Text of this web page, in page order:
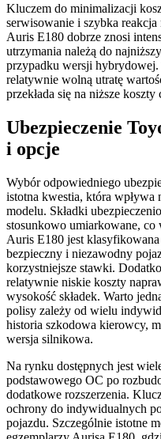
Kluczem do minimalizacji
serwisowanie i szybka
Auris E180 dobrze znosi
utrzymania należą do
przypadku wersji
relatywnie wolną utratę
przekłada się na niższe
Ubezpieczenie
i opcje
Wybór odpowiedniego
istotna kwestia, która wpływa
modelu. Składki
stosunkowo umiarkowane,
Auris E180 jest
bezpieczny i niezawodny
korzystniejsze stawki.
relatywnie niskie koszty
wysokość składek. Warto
polisy zależy od wielu
historia szkodowa kierowcy,
wersja silnikowa.
Na rynku dostępnych jest
podstawowego OC po
dodatkowe rozszerzenia.
ochrony do indywidualnych
pojazdu. Szczególnie istotne